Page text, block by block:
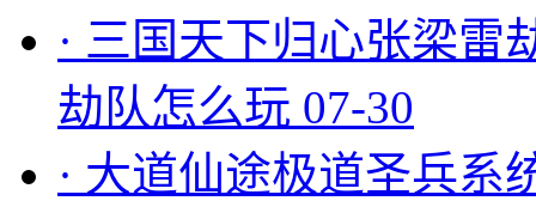
· 三国天下归心张梁雷
劫队怎么玩 07-30
· 大道仙途极道圣兵系